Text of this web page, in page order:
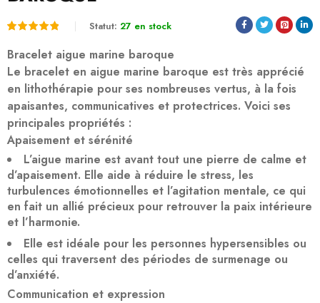
sur 5
basé
sur
notation
client
Statut: 27 en stock
Bracelet aigue marine baroque
Le bracelet en aigue marine baroque est très apprécié
en lithothérapie pour ses nombreuses vertus, à la fois
apaisantes, communicatives et protectrices. Voici ses
principales propriétés :
Apaisement et sérénité
L’aigue marine est avant tout une pierre de calme et
d’apaisement. Elle aide à réduire le stress, les
turbulences émotionnelles et l’agitation mentale, ce qui
en fait un allié précieux pour retrouver la paix intérieure
et l’harmonie.
Elle est idéale pour les personnes hypersensibles ou
celles qui traversent des périodes de surmenage ou
d’anxiété.
Communication et expression